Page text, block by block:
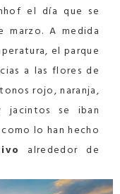
el día que se
marzo. A medida
el parque
a las flores de
rojo, naranja,
se iban
lo han hecho
alrededor de